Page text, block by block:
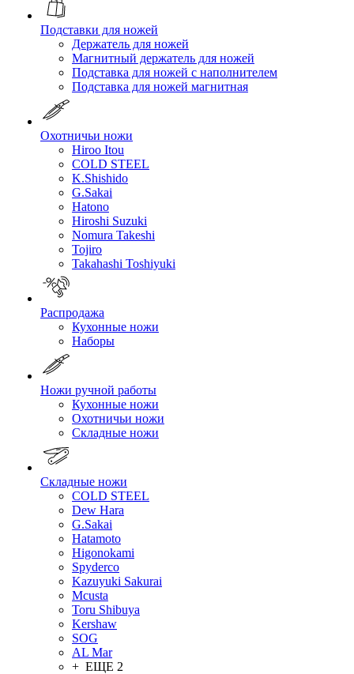
Подставки для ножей
Держатель для ножей
Магнитный держатель для ножей
Подставка для ножей с наполнителем
Подставка для ножей магнитная
Охотничьи ножи
Hiroo Itou
COLD STEEL
K.Shishido
G.Sakai
Hatono
Hiroshi Suzuki
Nomura Takeshi
Tojiro
Takahashi Toshiyuki
Распродажа
Кухонные ножи
Наборы
Ножи ручной работы
Кухонные ножи
Охотничьи ножи
Складные ножи
Складные ножи
COLD STEEL
Dew Hara
G.Sakai
Hatamoto
Higonokami
Spyderco
Kazuyuki Sakurai
Mcusta
Toru Shibuya
Kershaw
SOG
AL Mar
+ ЕЩЕ 2